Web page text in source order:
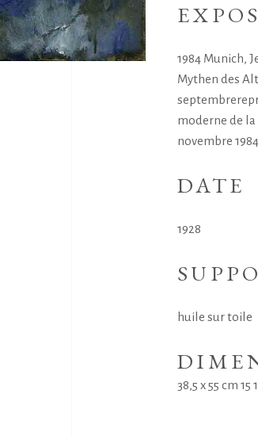
1984 Munich,
Mythen des
moderne de la
novembre
DATE
1928
huile sur toile
38,5 x 55 cm 15